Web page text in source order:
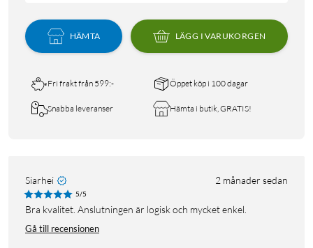
HÄMTA LÄGG I VARUKORGEN
Fri frakt från 599:- Öppet köp i 100 dagar
Snabba leveranser Hämta i butik, GRATIS!
Siarhei 2 månader sedan
5/5
Bra kvalitet. Anslutningen är logisk och mycket enkel.
Gå till recensionen